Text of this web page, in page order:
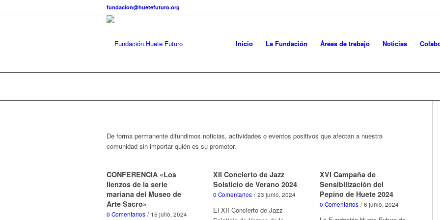
fundacion@huetefuturo.org
Inicio La Fundación Áreas de trabajo Noticias
De forma permanente difundimos noticias, actividades o eventos positivos que afectan a nuestra
comunidad sin importar quién es su promotor.
CONFERENCIA «Los
lienzos de la serie
mariana del Museo de
Arte Sacro»
0 Comentarios / 15 julio, 2024
XII Concierto de Jazz
Solsticio de Verano 2024
0 Comentarios / 23 junio, 2024
El XII Concierto de Jazz
XVI Campaña de
Sensibilización del
Pepino de Huete 2024
0 Comentarios / 6 junio, 2024